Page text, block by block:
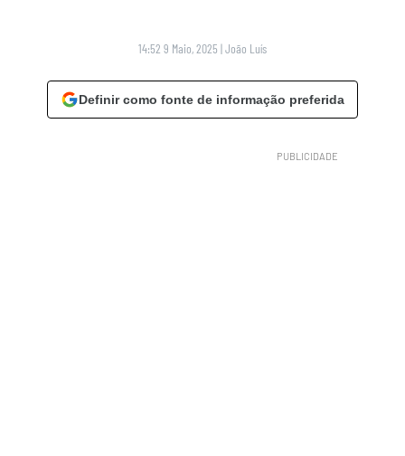
14:52 9 Maio, 2025 |João Luís
Definir como fonte de informação preferida